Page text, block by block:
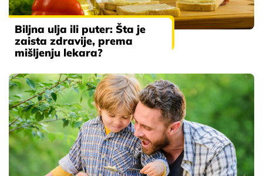
Biljna ulja ili puter: Šta je
zaista zdravije, prema
mišljenju lekara?